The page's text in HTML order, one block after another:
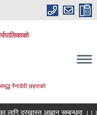
रैनादेवी छहराको
दरखास्त आह्वान सम्बन्धमा ।।।